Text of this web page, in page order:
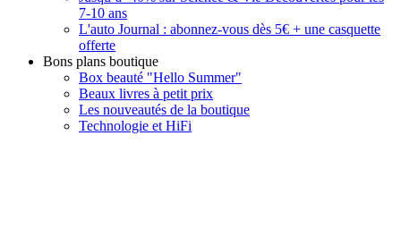
7-10 ans
L'auto Journal : abonnez-vous dès 5€ + une casquette
offerte
Bons plans boutique
Box beauté "Hello Summer"
Beaux livres à petit prix
Les nouveautés de la boutique
Technologie et HiFi